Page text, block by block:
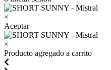
×
Aceptar
×
Producto agregado a carrito